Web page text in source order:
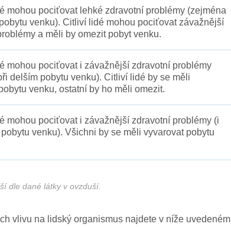
mohou pociťovat lehké zdravotní problémy (zejména
venku). Citliví lidé mohou pociťovat závažnější
a měli by omezit pobyt venku.
mohou pociťovat i závažnější zdravotní problémy
delším pobytu venku). Citliví lidé by se měli
venku, ostatní by ho měli omezit.
mohou pociťovat i závažnější zdravotní problémy (i
venku). Všichni by se měli vyvarovat pobytu
dle dané látky v ovzduší.
vlivu na lidský organismus najdete v níže uvedeném